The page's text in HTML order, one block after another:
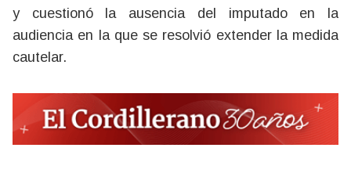
y cuestionó la ausencia del imputado en la
audiencia en la que se resolvió extender la medida
cautelar.